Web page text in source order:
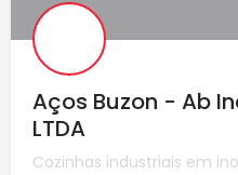
Aços Buzon - Ab
LTDA
Cozinhas industriais em